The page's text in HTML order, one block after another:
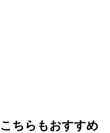
こちらもおすすめ